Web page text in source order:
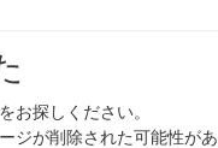
お探しください。
ジが削除された可能性があ